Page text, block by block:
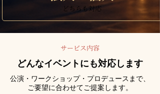
どちらも対応
サービス内容
どんなイベントにも対応します
公演・ワークショップ・プロデュースまで、
ご要望に合わせてご提案します。